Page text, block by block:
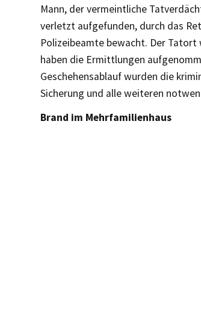
Mann, der vermeintliche
verletzt aufgefunden, durch das
Polizeibeamte bewacht. Der
haben die Ermittlungen
Geschehensablauf wurden die
Sicherung und alle weiteren
Brand im Mehrfamilienhaus